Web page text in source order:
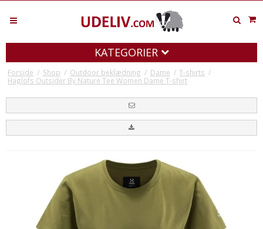
KATEGORIER
Forside / Shop / Outdoor beklædning / Dame / T-shirts /
Haglöfs Outsider By Nature Tee Women Dame T-shirt